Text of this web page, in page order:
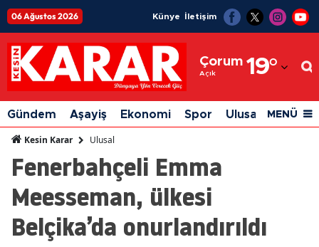
06 Ağustos 2026 Künye İletişim
Çorum
Açık 19°
Adıyaman
Afyonkarahisar
Ağrı
Amasya
Antalya
Gündem Aşayiş Ekonomi Spor Ulusal Siyaset
MENÜ
Kesin Karar Ulusal
Fenerbahçeli Emma
Meesseman, ülkesi
Belçika’da onurlandırıldı